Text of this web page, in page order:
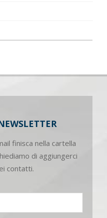
finisca nella cartella
di aggiungerci
contatti.